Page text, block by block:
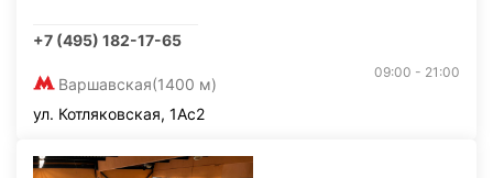
+7 (495) 182-17-65
Варшавская(1400 м)
09:00 - 21:00
ул. Котляковская, 1Ас2